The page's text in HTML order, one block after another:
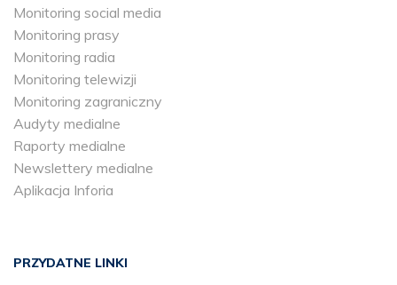
Monitoring social media
Monitoring prasy
Monitoring radia
Monitoring telewizji
Monitoring zagraniczny
Audyty medialne
Raporty medialne
Newslettery medialne
Aplikacja Inforia
PRZYDATNE LINKI